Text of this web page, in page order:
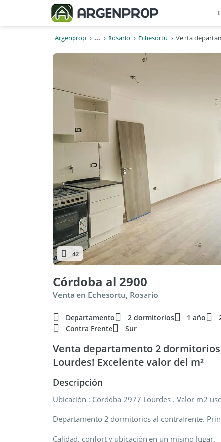
Argenprop ... Rosario Echesortu
42
Córdoba al 2900
Venta en Echesortu, Rosario
Departamento 2 dormitorios 1 año
Contra Frente
Sur
Venta departamento 2
Lourdes! Excelente valor del m²
Descripción
Ubicación : Córdoba 2977 Lourdes . Valor m2
Departamento 2 dormitorios al contrafrente.
Calidad, confort y ubicación en un mismo lugar.